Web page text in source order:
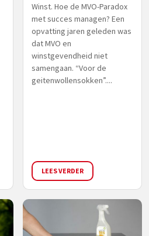
Winst. Hoe de MVO-Paradox
met succes managen? Een
opvatting jaren geleden was
dat MVO en
winstgevendheid niet
samengaan. “Voor de
geitenwollensokken”....
LEES VERDER